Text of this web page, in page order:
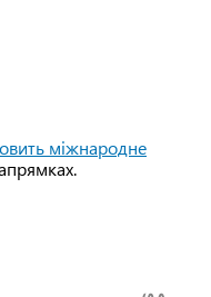
міжнародне